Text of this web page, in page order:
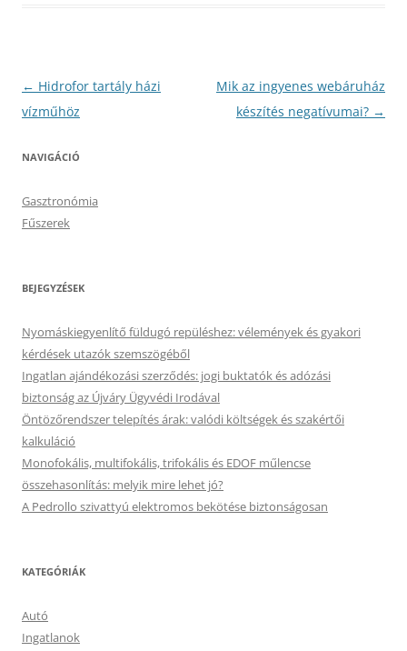
Bejegyzés
navigáció
← Hidrofor tartály házi
vízműhöz
Mik az ingyenes webáruház
készítés negatívumai? →
NAVIGÁCIÓ
Gasztronómia
Fűszerek
BEJEGYZÉSEK
Nyomáskiegyenlítő füldugó repüléshez: vélemények és gyakori
kérdések utazók szemszögéből
Ingatlan ajándékozási szerződés: jogi buktatók és adózási
biztonság az Újváry Ügyvédi Irodával
Öntözőrendszer telepítés árak: valódi költségek és szakértői
kalkuláció
Monofokális, multifokális, trifokális és EDOF műlencse
összehasonlítás: melyik mire lehet jó?
A Pedrollo szivattyú elektromos bekötése biztonságosan
KATEGÓRIÁK
Autó
Ingatlanok